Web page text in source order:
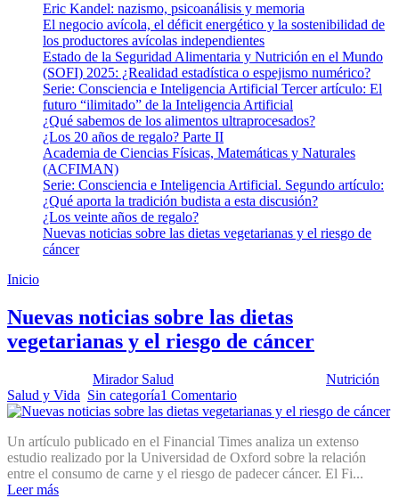
Eric Kandel: nazismo, psicoanálisis y memoria
El negocio avícola, el déficit energético y la sostenibilidad de
los productores avícolas independientes
Estado de la Seguridad Alimentaria y Nutrición en el Mundo
(SOFI) 2025: ¿Realidad estadística o espejismo numérico?
Serie: Consciencia e Inteligencia Artificial Tercer artículo: El
futuro “ilimitado” de la Inteligencia Artificial
¿Qué sabemos de los alimentos ultraprocesados?
¿Los 20 años de regalo? Parte II
Academia de Ciencias Físicas, Matemáticas y Naturales
(ACFIMAN)
Serie: Consciencia e Inteligencia Artificial. Segundo artículo:
¿Qué aporta la tradición budista a esta discusión?
¿Los veinte años de regalo?
Nuevas noticias sobre las dietas vegetarianas y el riesgo de
cáncer
Inicio
Nuevas noticias sobre las dietas
vegetarianas y el riesgo de cáncer
Mirador Salud Nutrición
Salud y Vida Sin categoría1 Comentario
Un artículo publicado en el Financial Times analiza un extenso
estudio realizado por la Universidad de Oxford sobre la relación
entre el consumo de carne y el riesgo de padecer cáncer. El Fi...
Leer más